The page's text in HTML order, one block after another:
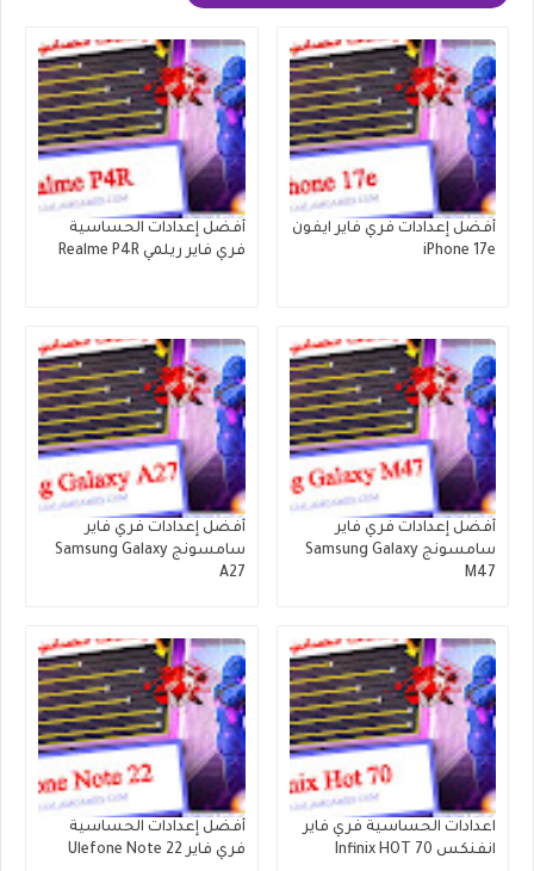
أفضل إعدادات فري فاير ايفون
iPhone 17e
أفضل إعدادات الحساسية
فري فاير ريلمي Realme P4R
أفضل إعدادات فري فاير
سامسونج Samsung Galaxy
M47
أفضل إعدادات فري فاير
سامسونج Samsung Galaxy
A27
اعدادات الحساسية فري فاير
انفنكس Infinix HOT 70
أفضل إعدادات الحساسية
فري فاير Ulefone Note 22